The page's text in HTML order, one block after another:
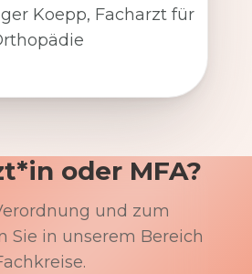
Koepp, Facharzt für
oder MFA?
und zum
Sie in unserem Bereich